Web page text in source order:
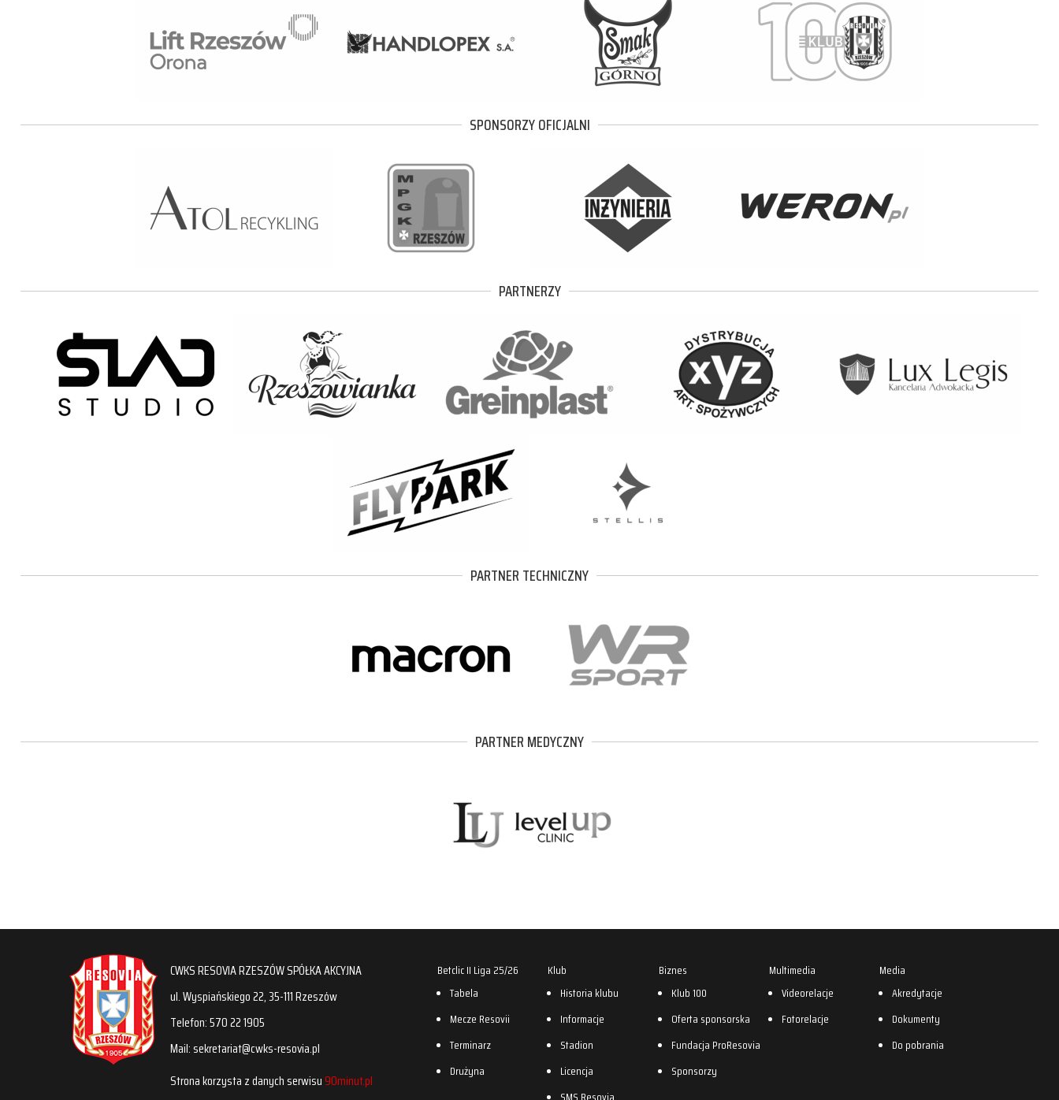
SPONSORZY OFICJALNI
PARTNERZY
PARTNER TECHNICZNY
PARTNER MEDYCZNY
CWKS RESOVIA RZESZÓW SPÓŁKA AKCYJNA
ul. Wyspiańskiego 22, 35-111 Rzeszów
Telefon: 570 22 1905
Mail: sekretariat@cwks-resovia.pl
Strona korzysta z danych serwisu90minut.pl
Betclic II Liga 25/26
Tabela
Mecze Resovii
Terminarz
Drużyna
Klub
Historia klubu
Informacje
Stadion
Licencja
Biznes
Klub 100
Oferta sponsorska
Fundacja ProResovia
Sponsorzy
Multimedia
Videorelacje
Fotorelacje
Media
Akredytacje
Dokumenty
Do pobrania